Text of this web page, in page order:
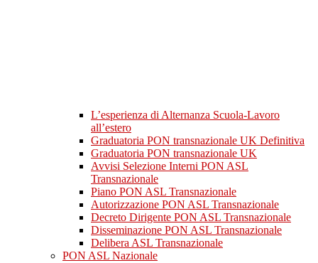
L’esperienza di Alternanza Scuola-Lavoro
all’estero
Graduatoria PON transnazionale UK Definitiva
Graduatoria PON transnazionale UK
Avvisi Selezione Interni PON ASL
Transnazionale
Piano PON ASL Transnazionale
Autorizzazione PON ASL Transnazionale
Decreto Dirigente PON ASL Transnazionale
Disseminazione PON ASL Transnazionale
Delibera ASL Transnazionale
PON ASL Nazionale